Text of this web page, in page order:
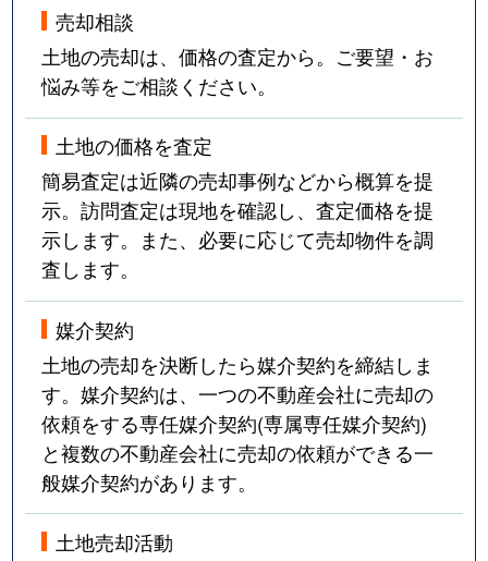
売却相談
土地の売却は、価格の査定から。ご要望・お
悩み等をご相談ください。
土地の価格を査定
簡易査定は近隣の売却事例などから概算を提
示。訪問査定は現地を確認し、査定価格を提
示します。また、必要に応じて売却物件を調
査します。
媒介契約
土地の売却を決断したら媒介契約を締結しま
す。媒介契約は、一つの不動産会社に売却の
依頼をする専任媒介契約(専属専任媒介契約)
と複数の不動産会社に売却の依頼ができる一
般媒介契約があります。
土地売却活動